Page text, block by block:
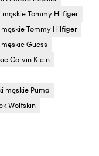
męskie Tommy Hilfiger
Tommy Hilfiger
Guess
Calvin Klein
męskie Puma
Wolfskin